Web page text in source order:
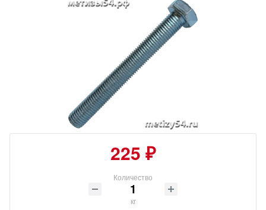
225 ₽
Количество
кг